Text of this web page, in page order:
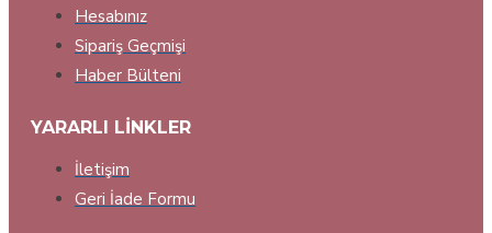
Hesabınız
Sipariş Geçmişi
Haber Bülteni
YARARLI LINKLER
İletişim
Geri İade Formu